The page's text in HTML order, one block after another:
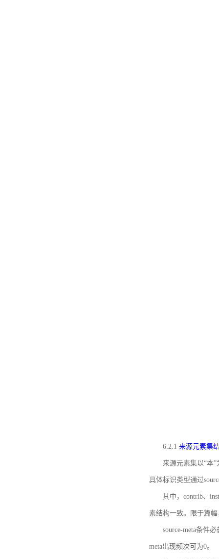
6.2.1 来源元素集
来源元素集以“本
具体标识类型通过
其中，contrib、
素结构一致。限于篇
source-meta条件
meta出现频次可为0。